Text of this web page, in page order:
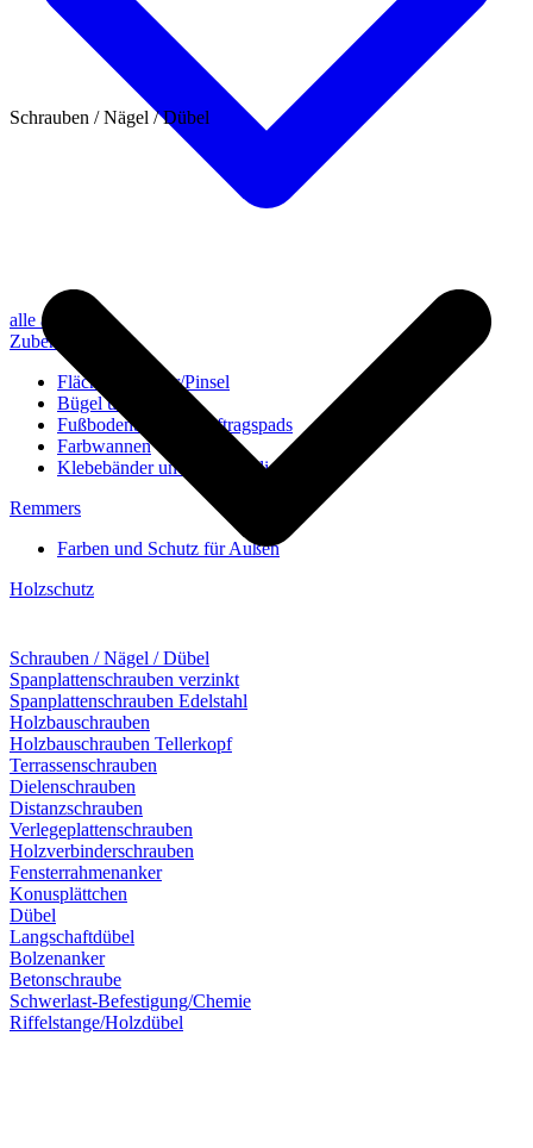
alle anzeigen
Zubehör
Flächenstreicher/Pinsel
Bügel und Rollen
Fußbodenbürsten/Auftragspads
Farbwannen
Klebebänder und Abdeckvlies
Remmers
Farben und Schutz für Außen
Holzschutz
Schrauben / Nägel / Dübel
Schrauben / Nägel / Dübel
Spanplattenschrauben verzinkt
Spanplattenschrauben Edelstahl
Holzbauschrauben
Holzbauschrauben Tellerkopf
Terrassenschrauben
Dielenschrauben
Distanzschrauben
Verlegeplattenschrauben
Holzverbinderschrauben
Fensterrahmenanker
Konusplättchen
Dübel
Langschaftdübel
Bolzenanker
Betonschraube
Schwerlast-Befestigung/Chemie
Riffelstange/Holzdübel